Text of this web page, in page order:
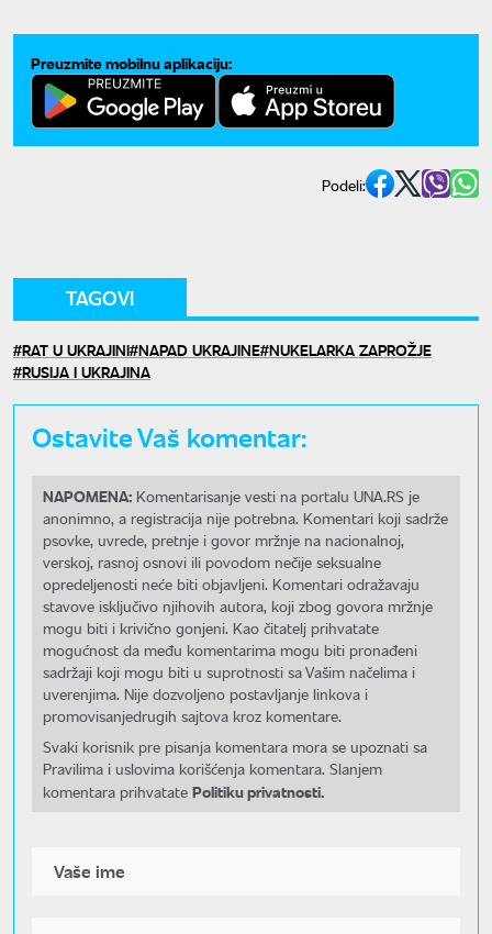
Preuzmite mobilnu aplikaciju:
Podeli:
TAGOVI
RAT U UKRAJINI NAPAD UKRAJINE NUKELARKA ZAPROŽJE
RUSIJA I UKRAJINA
Ostavite Vaš komentar:
NAPOMENA: Komentarisanje vesti na portalu UNA.RS je
anonimno, a registracija nije potrebna. Komentari koji sadrže
psovke, uvrede, pretnje i govor mržnje na nacionalnoj,
verskoj, rasnoj osnovi ili povodom nečije seksualne
opredeljenosti neće biti objavljeni. Komentari odražavaju
stavove isključivo njihovih autora, koji zbog govora mržnje
mogu biti i krivično gonjeni. Kao čitatelj prihvatate
mogućnost da među komentarima mogu biti pronađeni
sadržaji koji mogu biti u suprotnosti sa Vašim načelima i
uverenjima. Nije dozvoljeno postavljanje linkova i
promovisanjedrugih sajtova kroz komentare.
Svaki korisnik pre pisanja komentara mora se upoznati sa
Pravilima i uslovima korišćenja komentara. Slanjem
komentara prihvatate Politiku privatnosti.